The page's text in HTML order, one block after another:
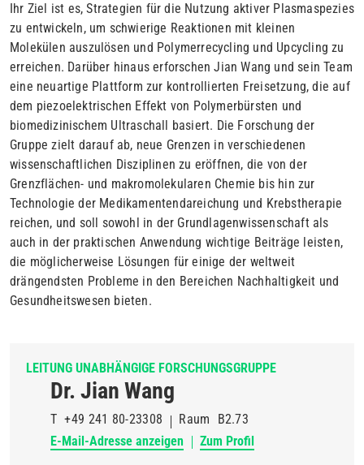
Ihr Ziel ist es, Strategien für die Nutzung aktiver Plasmaspezies
zu entwickeln, um schwierige Reaktionen mit kleinen
Molekülen auszulösen und Polymerrecycling und Upcycling zu
erreichen. Darüber hinaus erforschen Jian Wang und sein Team
eine neuartige Plattform zur kontrollierten Freisetzung, die auf
dem piezoelektrischen Effekt von Polymerbürsten und
biomedizinischem Ultraschall basiert. Die Forschung der
Gruppezielt darauf ab, neue Grenzen in verschiedenen
wissenschaftlichen Disziplinen zu eröffnen, die von der
Grenzflächen- und makromolekularen Chemie bis hin zur
Technologie der Medikamentendareichung und Krebstherapie
reichen, und soll sowohl in der Grundlagenwissenschaft als
auch in der praktischen Anwendung wichtige Beiträge leisten,
die möglicherweise Lösungen für einige der weltweit
drängendsten Probleme in den Bereichen Nachhaltigkeit und
Gesundheitswesen bieten.
LEITUNG UNABHÄNGIGE FORSCHUNGSGRUPPE
Dr. Jian Wang
T +49 241 80-23308 Raum
B2.73
E-Mail-Adresse anzeigen
Zum Profil